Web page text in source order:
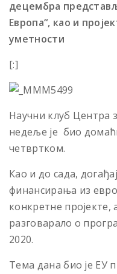
децембра
Европа“, као и
уметности
[:]
Научни клуб Центра
недеље је био
четвртком.
Као и до сада,
финансирања из
конкретне пројекте,
разговарало о
2020.
Тема дана био је ЕУ